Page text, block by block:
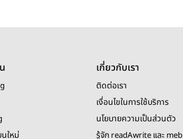
ใหม่
เกี่ยวกับเรา
ติดต่อเรา
เงื่อนไขในการใช้บริการ
นโยบายความเป็นส่วนตัว
รู้จัก readAwrite และ meb